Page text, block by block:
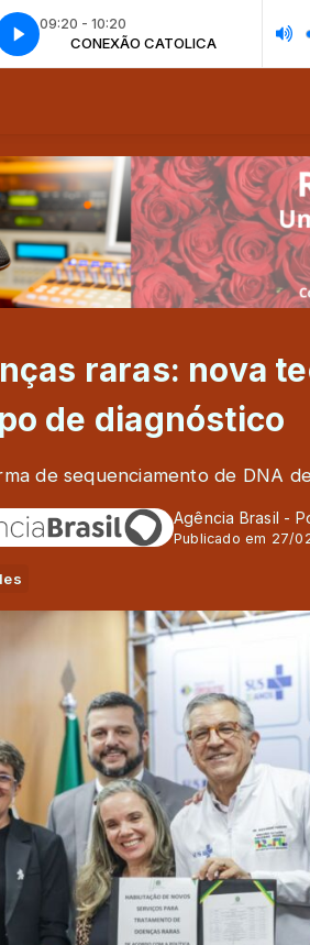
09:20 - 10:20
CONEXÃO CATOLICA
Conexão católica - Parte 3
VassalloA VÓZ DO SANTUÁRIO DE LIMA -
raras: nova
de diagnóstico
de sequenciamento de DNA
Agência Brasil -
Publicado em 27/